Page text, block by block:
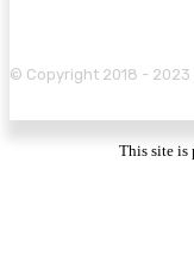
© Copyright 2018 - 2023
This site is